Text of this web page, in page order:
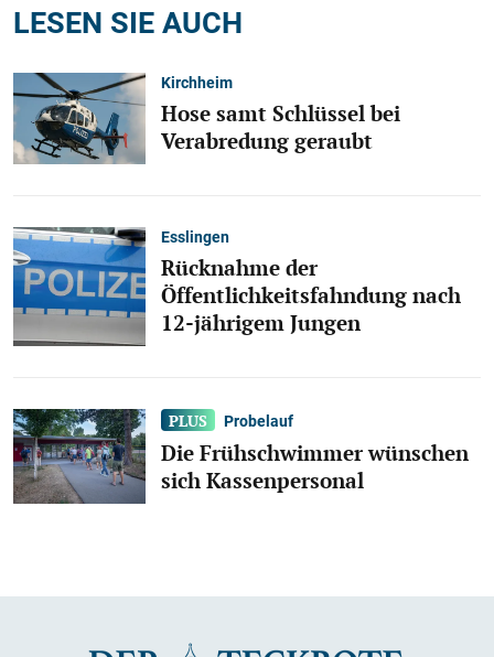
LESEN SIE AUCH
Kirchheim
Hose samt Schlüssel bei
Verabredung geraubt
Esslingen
Rücknahme der
Öffentlichkeitsfahndung nach
12-jährigem Jungen
Probelauf
Die Frühschwimmer wünschen
sich Kassenpersonal